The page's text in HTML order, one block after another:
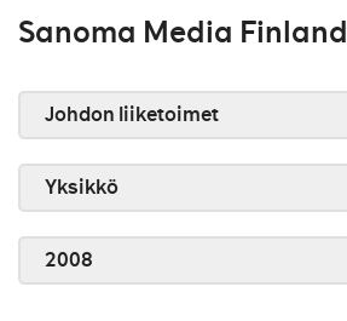
Sanoma Media Finland
Johdon liiketoimet
Yksikkö
2008